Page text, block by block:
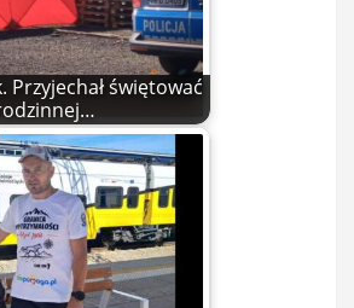
Przyjechał świętować